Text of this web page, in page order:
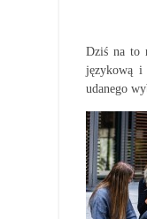
Dziś na to
językową i
udanego